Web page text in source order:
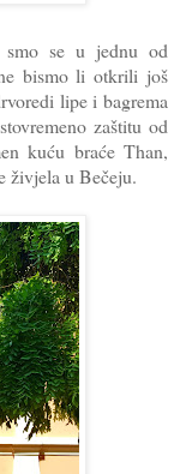
smo se u jednu od
bismo li otkrili još
lipe i bagrema
zaštitu od
kuću braće Than,
živjela u Bečeju.